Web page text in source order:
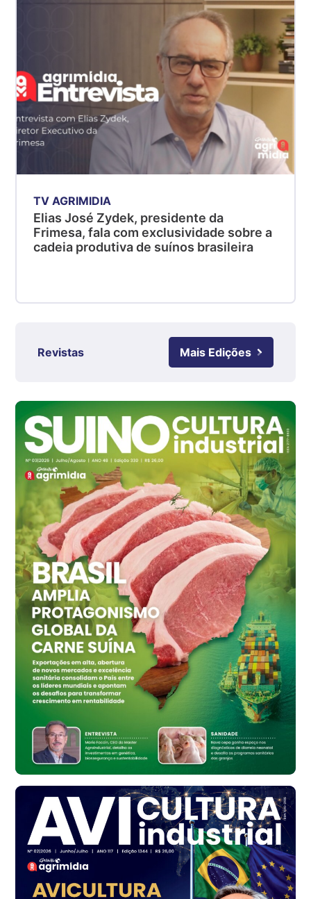
MG
R$ 5,05
Suíno - Estadual
PR
Suíno - Estadual
SC
R$ 4,48
kg
Ovo Branco - Regional
cx
Ovo Branco - Regional
Branco
R$ 145,34
cx
Ovo Vermelho - Regional
Grande São Paulo (SP)
R$ 155,59
cx
Ovo Vermelho - Regional
Vermelho
R$ 159,31
cx
Ovo Branco - Regional
Bastos (SP)
R$ 134,40
cx
Bastos (SP)
R$ 147,87
cx
Frango - Indicador
R$ 7,13
kg
Frango - Indicador
SP
R$ 7,15
TV AGRIMIDIA
Elias José Zydek, presidente da
Frimesa, fala com exclusividade sobre a
cadeia produtiva de suínos brasileira
Revistas Mais Edições